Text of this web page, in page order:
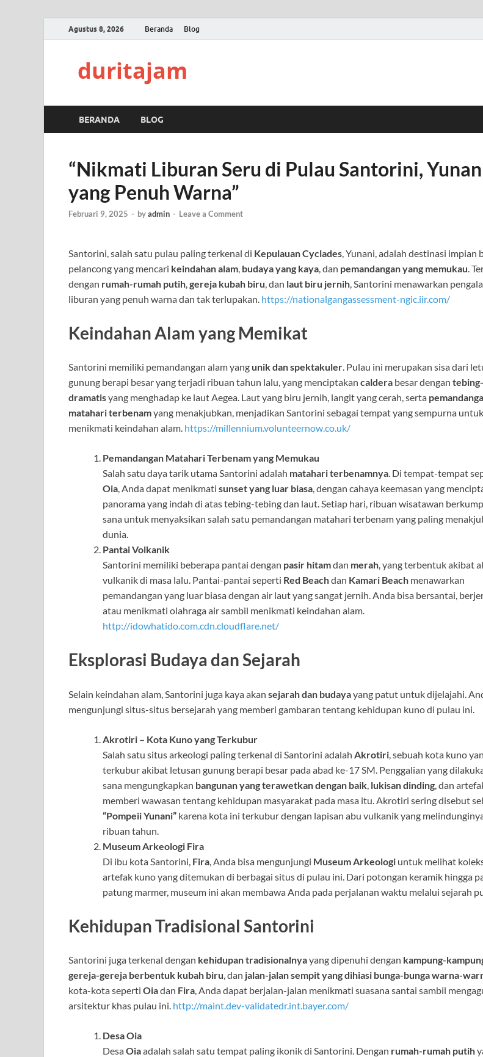
Agustus 8, 2026 Beranda Blog
duritajam
BERANDA BLOG
“Nikmati Liburan Seru di Pulau Santorini,
yang Penuh Warna”
Februari 9, 2025 - byadmin - Leave a Comment
Santorini, salah satu pulau paling terkenal di Kepulauan Cyclades , Yunani, adalah destinasi impian
pelancong yang mencari keindahan alam budaya yang kaya , dan pemandangan yang memukau .
dengan rumah-rumah putih gereja kubah biru , dan laut biru jernih , Santorini menawarkan
liburan yang penuh warna dan tak terlupakan. https://nationalgangassessment-ngic.iir.com/
Keindahan Alam yang Memikat
Santorini memiliki pemandangan alam yang unik dan spektakuler. Pulau ini merupakan sisa dari
gunung berapi besar yang terjadi ribuan tahun lalu, yang menciptakan caldera besar dengan
dramatisyang menghadap ke laut Aegea. Laut yang biru jernih, langit yang cerah, serta
matahari terbenamyang menakjubkan, menjadikan Santorini sebagai tempat yang sempurna untuk
menikmati keindahan alam. https://millennium.volunteernow.co.uk/
Pemandangan Matahari Terbenam yang Memukau
Salah satu daya tarik utama Santorini adalah matahari terbenamnya. Di tempat-tempat
Oia, Anda dapat menikmati sunset yang luar biasa, dengan cahaya keemasan yang
panorama yang indah di atas tebing-tebing dan laut. Setiap hari, ribuan wisatawan
sana untuk menyaksikan salah satu pemandangan matahari terbenam yang paling
dunia.
Pantai Volkanik
Santorini memiliki beberapa pantai dengan pasir hitamdan merah, yang terbentuk akibat
vulkanik di masa lalu. Pantai-pantai seperti Red Beachdan Kamari Beach menawarkan
pemandangan yang luar biasa dengan air laut yang sangat jernih. Anda bisa bersantai,
atau menikmati olahraga air sambil menikmati keindahan alam.
http://idowhatido.com.cdn.cloudflare.net/
Eksplorasi Budaya dan Sejarah
Selain keindahan alam, Santorini juga kaya akan sejarah dan budayayang patut untuk dijelajahi.
mengunjungi situs-situs bersejarah yang memberi gambaran tentang kehidupan kuno di pulau ini.
Akrotiri – Kota Kuno yang Terkubur
Salah satu situs arkeologi paling terkenal di Santorini adalah Akrotiri , sebuah kota kuno
terkubur akibat letusan gunung berapi besar pada abad ke-17 SM. Penggalian yang
sana mengungkapkan bangunan yang terawetkan dengan baik lukisan dinding , dan
memberi wawasan tentang kehidupan masyarakat pada masa itu. Akrotiri sering disebut
“Pompeii Yunani” karena kota ini terkubur dengan lapisan abu vulkanik yang
ribuan tahun.
Museum Arkeologi Fira
Di ibu kota Santorini, Fira , Anda bisa mengunjungi Museum Arkeologi untuk melihat
artefak kuno yang ditemukan di berbagai situs di pulau ini. Dari potongan keramik hingga
patung marmer, museum ini akan membawa Anda pada perjalanan waktu melalui sejarah
Kehidupan Tradisional Santorini
Santorini juga terkenal dengan kehidupan tradisionalnyayang dipenuhi dengan kampung-
gereja-gereja berbentuk kubah biru, dan jalan-jalan sempit yang dihiasi bunga-bunga warna-
kota-kota seperti Oiadan Fira, Anda dapat berjalan-jalan menikmati suasana santai sambil
arsitektur khas pulau ini. http://maint.dev-validatedr.int.bayer.com/
Desa Oia
DesaOiaadalah salah satu tempat paling ikonik di Santorini. Dengan rumah-rumah putih